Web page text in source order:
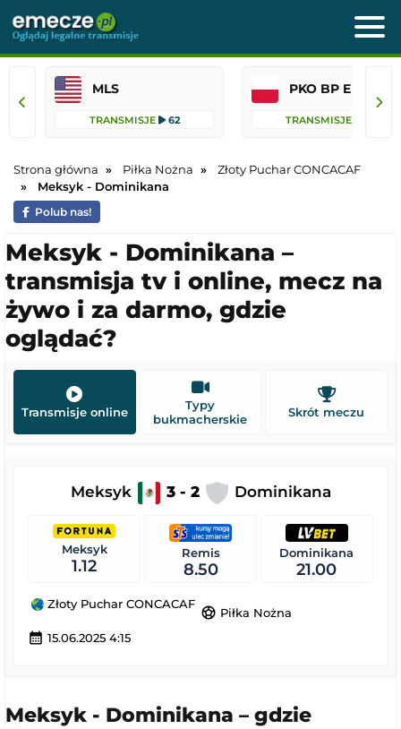
MLS
TRANSMISJE 62 TRANSMISJE
Strona główna Piłka Nożna
Złoty Puchar CONCACAF
Meksyk - Dominikana
Polub nas!
Meksyk - Dominikana –
transmisja tv i online, mecz na
żywo i za darmo, gdzie
oglądać?
Transmisje online
Typy
bukmacherskie
Skrót meczu
Meksyk 3 - 2 Dominikana
Meksyk
1.12
Remis
8.50
Dominikana
21.00
Złoty Puchar CONCACAF
sports_soccer Piłka Nożna
calendar_month 15.06.2025 4:15
Meksyk - Dominikana – gdzie